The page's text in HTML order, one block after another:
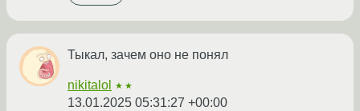
Тыкал, зачем оно не понял
nikitalol ★★
13.01.2025 05:31:27 +00:00